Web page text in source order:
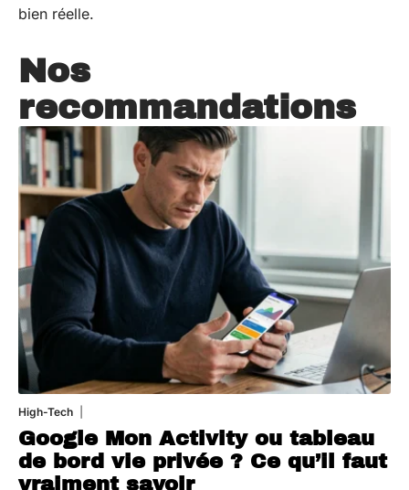
bien réelle.
Nos
recommandations
High-Tech
Google Mon Activity ou tableau
de bord vie privée ? Ce qu’il faut
vraiment savoir